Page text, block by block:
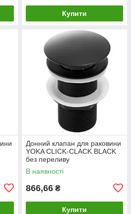
Купити
Донний клапан для раковини
YOKA CLICK-CLACK BLACK
без переливу
В наявності
866,66 ₴
Купити